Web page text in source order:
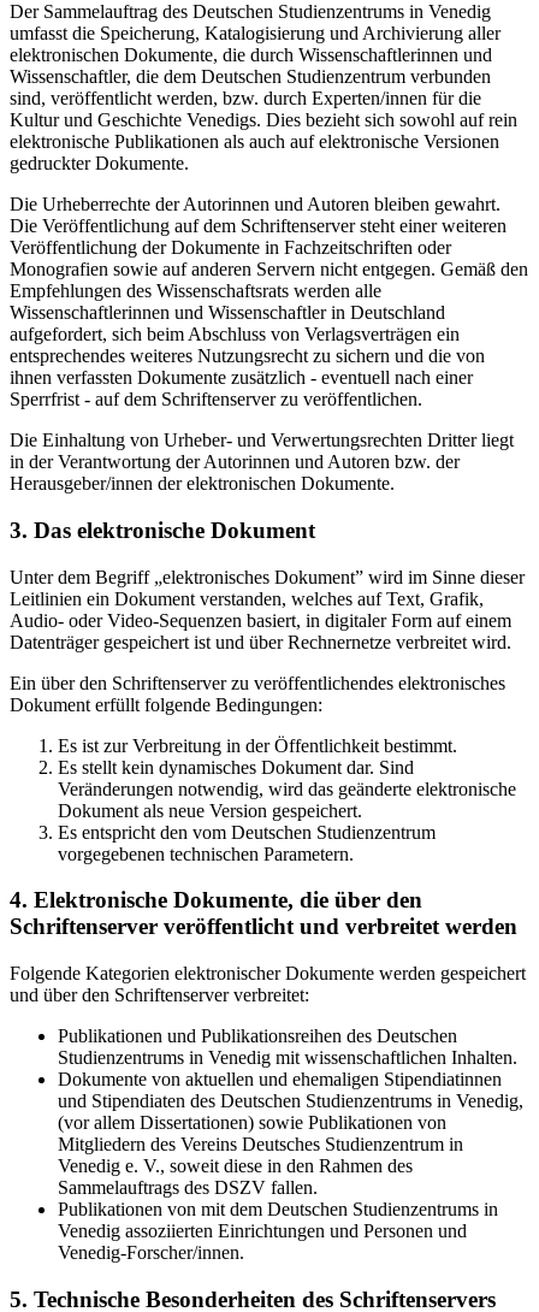
Der Sammelauftrag des Deutschen Studienzentrums in Venedig
umfasst die Speicherung, Katalogisierung und Archivierung aller
elektronischen Dokumente, die durch Wissenschaftlerinnen und
Wissenschaftler, die dem Deutschen Studienzentrum verbunden
sind, veröffentlicht werden, bzw. durch Experten/innen für die
Kultur und Geschichte Venedigs. Dies bezieht sich sowohl auf rein
elektronische Publikationen als auch auf elektronische Versionen
gedruckter Dokumente.
Die Urheberrechte der Autorinnen und Autoren bleiben gewahrt.
Die Veröffentlichung auf dem Schriftenserver steht einer weiteren
Veröffentlichung der Dokumente in Fachzeitschriften oder
Monografien sowie auf anderen Servern nicht entgegen. Gemäß den
Empfehlungen des Wissenschaftsrats werden alle
Wissenschaftlerinnen und Wissenschaftler in Deutschland
aufgefordert, sich beim Abschluss von Verlagsverträgen ein
entsprechendes weiteres Nutzungsrecht zu sichern und die von
ihnen verfassten Dokumente zusätzlich - eventuell nach einer
Sperrfrist - auf dem Schriftenserver zu veröffentlichen.
Die Einhaltung von Urheber- und Verwertungsrechten Dritter liegt
in der Verantwortung der Autorinnen und Autoren bzw. der
Herausgeber/innen der elektronischen Dokumente.
3. Das elektronische Dokument
Unter dem Begriff „elektronisches Dokument” wird im Sinne dieser
Leitlinien ein Dokument verstanden, welches auf Text, Grafik,
Audio- oder Video-Sequenzen basiert, in digitaler Form auf einem
Datenträger gespeichert ist und über Rechnernetze verbreitet wird.
Ein über den Schriftenserver zu veröffentlichendes elektronisches
Dokument erfüllt folgende Bedingungen:
Es ist zur Verbreitung in der Öffentlichkeit bestimmt.
Es stellt kein dynamisches Dokument dar. Sind
Veränderungen notwendig, wird das geänderte elektronische
Dokument als neue Version gespeichert.
Es entspricht den vom Deutschen Studienzentrum
vorgegebenen technischen Parametern.
4. Elektronische Dokumente, die über den
Schriftenserver veröffentlicht und verbreitet werden
Folgende Kategorien elektronischer Dokumente werden gespeichert
und über den Schriftenserver verbreitet:
Publikationen und Publikationsreihen des Deutschen
Studienzentrums in Venedig mit wissenschaftlichen Inhalten.
Dokumente von aktuellen und ehemaligen Stipendiatinnen
und Stipendiaten des Deutschen Studienzentrums in Venedig,
(vor allem Dissertationen) sowie Publikationen von
Mitgliedern des Vereins Deutsches Studienzentrum in
Venedig e. V., soweit diese in den Rahmen des
Sammelauftrags des DSZV fallen.
Publikationen von mit dem Deutschen Studienzentrums in
Venedig assoziierten Einrichtungen und Personen und
Venedig-Forscher/innen.
5. Technische Besonderheiten des Schriftenservers